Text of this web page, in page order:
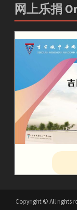
网上乐捐
Copyright © All rights